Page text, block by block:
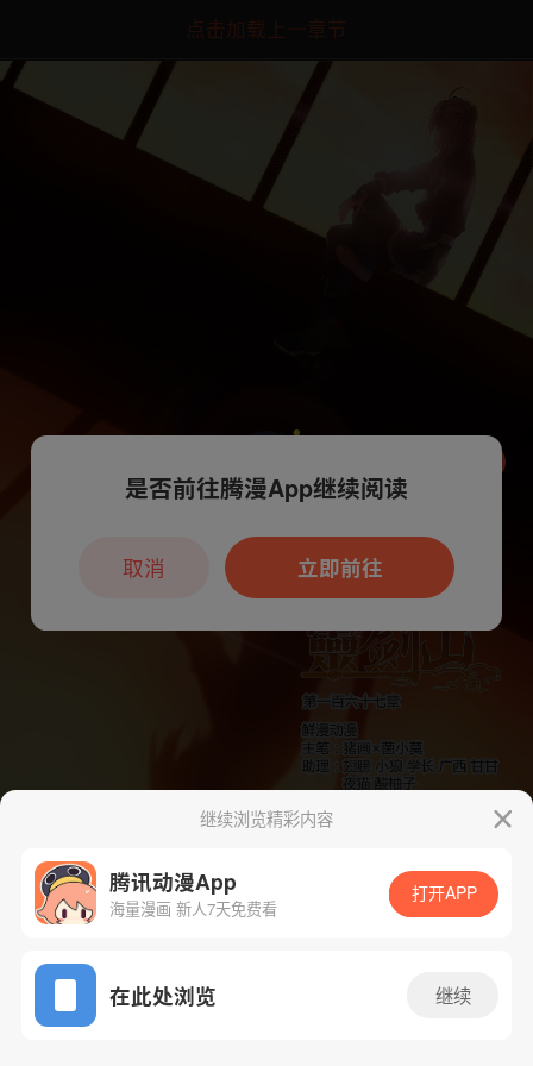
点击加载上一章节
App免费看
下一话 腾漫App免费看
继续浏览精彩内容
腾讯动漫App
海量漫画 新人7天免费看
打开APP
在此处浏览 继续
本章节仅支持App阅读，可打开App新用
户7天免费看
是否前往腾漫App继续阅读
立即前往
取消